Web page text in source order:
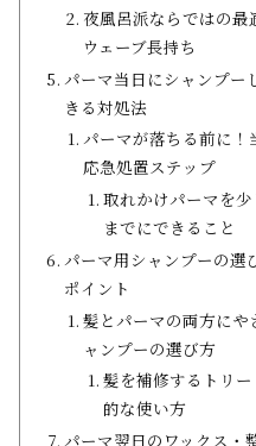
夜風呂派ならではの
ウェーブ長持ち
パーマ当日にシャンプ
きる対処法
パーマが落ちる前に！
応急処置ステップ
取れかけパーマを
までにできること
パーマ用シャンプーの
ポイント
髪とパーマの両方にや
ャンプーの選び方
髪を補修するトリ
的な使い方
パーマ翌日のワックス